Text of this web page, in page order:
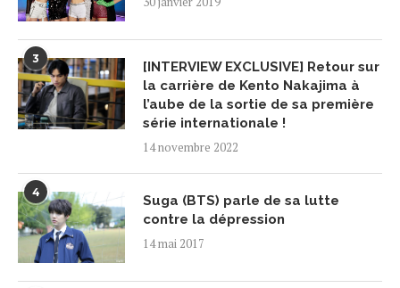
3
[INTERVIEW EXCLUSIVE] Retour sur
la carrière de Kento Nakajima à
l’aube de la sortie de sa première
série internationale !
14 novembre 2022
4
Suga (BTS) parle de sa lutte
contre la dépression
14 mai 2017